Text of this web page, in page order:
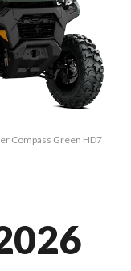
Compass Green HD7